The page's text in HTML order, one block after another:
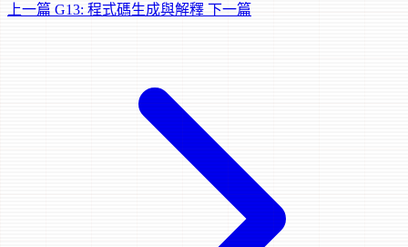
上一篇 G13: 程式碼生成與解釋 下一篇